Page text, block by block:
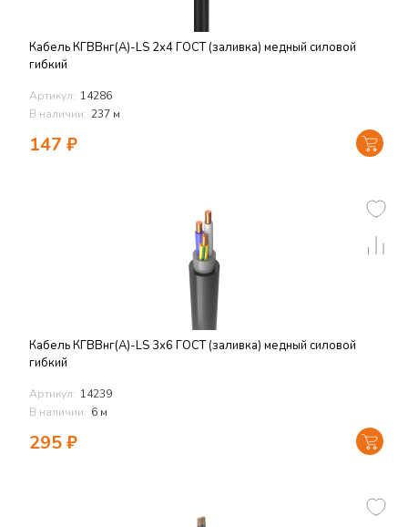
Кабель КГВВнг(А)-LS 2х4 ГОСТ (заливка) медный силовой
гибкий
Артикул: 14286
В наличии: 237 м
147 ₽
Кабель КГВВнг(А)-LS 3х6 ГОСТ (заливка) медный силовой
гибкий
Артикул: 14239
В наличии: 6 м
295₽